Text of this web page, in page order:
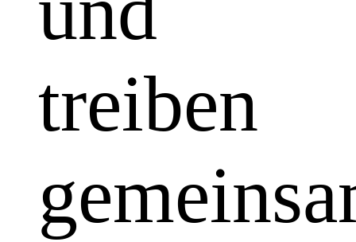
treiben